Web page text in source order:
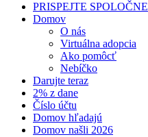
PRISPEJTE SPOLOČNE
Domov
O nás
Virtuálna adopcia
Ako pomôcť
Nebíčko
Darujte teraz
2% z dane
Číslo účtu
Domov hľadajú
Domov našli 2026